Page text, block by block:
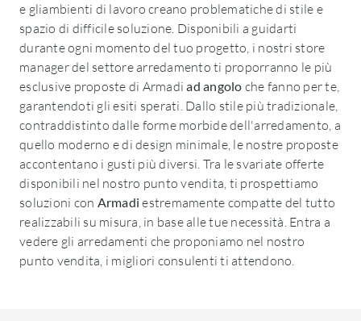
e gliambienti di lavoro creano problematiche di stile e
spazio di difficile soluzione. Disponibili a guidarti
durante ogni momento del tuo progetto, i nostri store
manager del settore arredamento ti proporranno le più
esclusive proposte di Armadiad angolo che fanno per te,
garantendoti gli esiti sperati. Dallo stile più tradizionale,
contraddistinto dalle forme morbide dell'arredamento, a
quello moderno e di design minimale, le nostre proposte
accontentano i gusti più diversi. Tra le svariate offerte
disponibili nel nostro punto vendita, ti prospettiamo
soluzioni con Armadi estremamente compatte del tutto
realizzabili su misura, in base alle tue necessità. Entra a
vedere gli arredamenti che proponiamo nel nostro
punto vendita, i migliori consulenti ti attendono.